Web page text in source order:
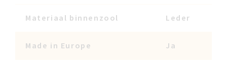
Materiaal binnenzool Leder
Made in Europe Ja